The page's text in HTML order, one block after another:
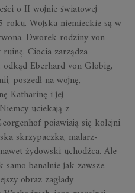
o II wojnie światowej
roku. Wojska niemieckie są w
Dworek rodziny von
Ciocia zarządza
Eberhard von Globig,
poszedł na wojnę,
Katharinę i jej
uciekają z
pojawiają się kolejni
skrzypaczka, malarz-
żydowski uchodźca. Ale
banalnie jak zawsze.
obraz zagłady